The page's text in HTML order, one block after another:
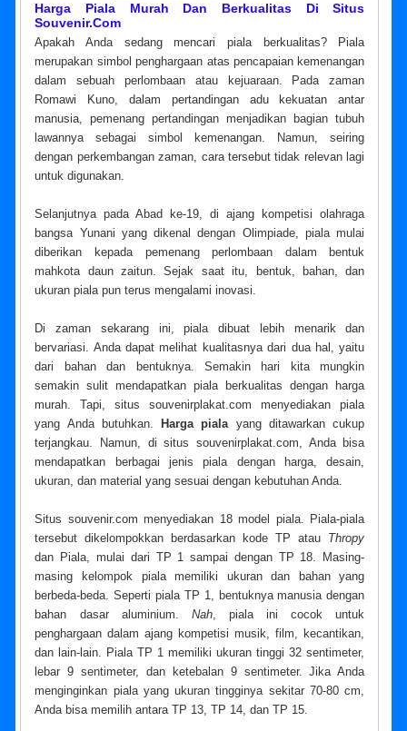
Harga Piala
Murah Dan Berkualitas Di Situs
Souvenir.com
Apakah Anda sedang mencari piala berkualitas? Piala
merupakan simbol penghargaan atas pencapaian kemenangan
dalam sebuah perlombaan atau kejuaraan. Pada zaman
Romawi Kuno, dalam pertandingan adu kekuatan antar
manusia, pemenang pertandingan menjadikan bagian tubuh
lawannya sebagai simbol kemenangan. Namun, seiring
dengan perkembangan zaman, cara tersebut tidak relevan lagi
untuk digunakan.
Selanjutnya pada Abad ke-19, di ajang kompetisi olahraga
bangsa Yunani yang dikenal dengan Olimpiade, piala mulai
diberikan kepada pemenang perlombaan dalam bentuk
mahkota daun zaitun. Sejak saat itu, bentuk, bahan, dan
ukuran piala pun terus mengalami inovasi.
Di zaman sekarang ini, piala dibuat lebih menarik dan
bervariasi. Anda dapat melihat kualitasnya dari dua hal, yaitu
dari bahan dan bentuknya. Semakin hari kita mungkin
semakin sulit mendapatkan piala berkualitas dengan harga
murah. Tapi, situs souvenirplakat.com menyediakan piala
yang Anda butuhkan.
Harga pialayang ditawarkan cukup
terjangkau. Namun, di situs souvenirplakat.com, Anda bisa
mendapatkan berbagai jenis piala dengan harga, desain,
ukuran, dan material yang sesuai dengan kebutuhan Anda.
Situs souvenir.com menyediakan 18 model piala. Piala-piala
tersebut dikelompokkan berdasarkan kode TP atau Thropy
dan Piala, mulai dari TP 1 sampai dengan TP 18. Masing-
masing kelompok piala memiliki ukuran dan bahan yang
berbeda-beda. Seperti piala TP 1, bentuknya manusia dengan
bahan dasar aluminium. Nah, piala ini cocok untuk
penghargaan dalam ajang kompetisi musik, film, kecantikan,
dan lain-lain. Piala TP 1 memiliki ukuran tinggi 32 sentimeter,
lebar 9 sentimeter, dan ketebalan 9 sentimeter. Jika Anda
menginginkan piala yang ukuran tingginya sekitar 70-80 cm,
Anda bisa memilih antara TP 13, TP 14, dan TP 15.